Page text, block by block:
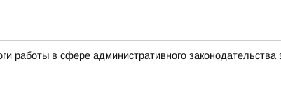
работы в сфере административного законодательства